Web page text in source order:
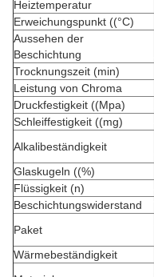
Heiztemperatur
Erweichungspunkt ((°C)
Aussehen der
Beschichtung
Trocknungszeit (min)
Leistung von Chroma
Druckfestigkeit ((Mpa)
Schleiffestigkeit ((mg)
Alkalibeständigkeit
Glaskugeln ((%)
Flüssigkeit (n)
Beschichtungswiderstand
Paket
Wärmebeständigkeit